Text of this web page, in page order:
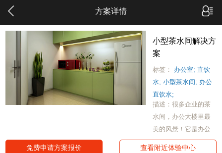
方案详情
小型茶水间解决方
案
标签： 办公室; 直饮
水; 小型茶水间; 办公
直饮水;
描述：很多企业的茶
水间，办公大楼里最
美的风景！它是办公
人性化的体现，是企
免费申请方案报价 查看附近体验中心